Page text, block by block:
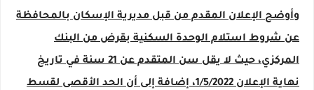
وأوضح الإعلان المقدم من قبل مديرية الإسكان بالمحافظة
عن شروط استلام الوحدة السكنية بقرض من البنك
المركزي، حيث لا يقل سن المتقدم عن 21 سنة في تاريخ
نهاية الإعلان 1/5/2022، إضافة إلى أن الحد الأقصى لقسط